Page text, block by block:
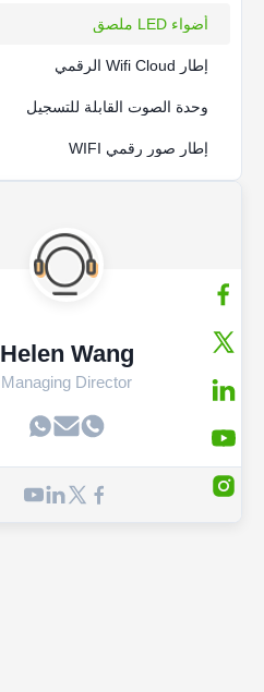
أضواء LED ملصق
إطار Wifi Cloud الرقمي
وحدة الصوت القابلة للتسجيل
إطار صور رقمي WIFI
Helen Wang
Managing Director